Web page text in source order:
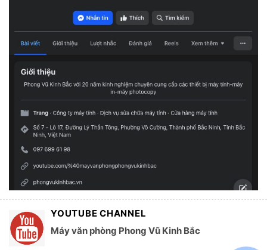
YOUTUBE CHANNEL
Máy văn phòng Phong Vũ Kinh Bắc